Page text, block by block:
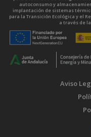
autoconsumo y
implantación de sistemas
para la Transición Ecológica y el
a través de
Aviso